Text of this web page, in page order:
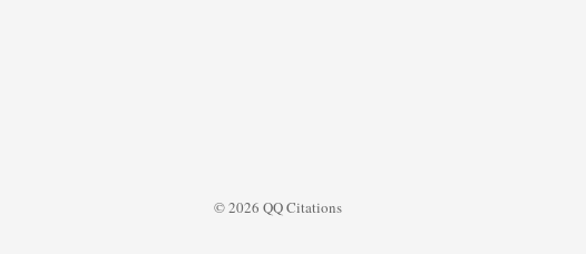
© 2026 QQ Citations